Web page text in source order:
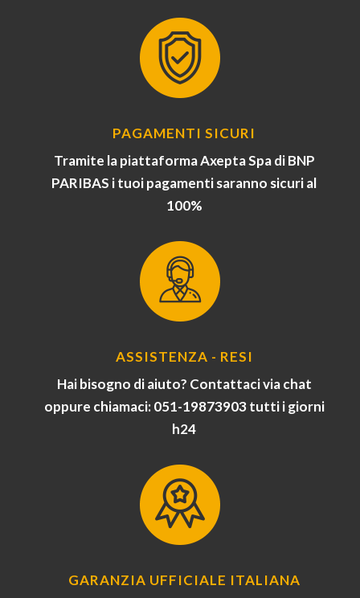
PAGAMENTI SICURI
Tramite la piattaforma Axepta Spa di BNP
PARIBAS i tuoi pagamenti saranno sicuri al
100%
ASSISTENZA - RESI
Hai bisogno di aiuto? Contattaci via chat
oppure chiamaci: 051-19873903 tutti i giorni
h24
GARANZIA UFFICIALE ITALIANA